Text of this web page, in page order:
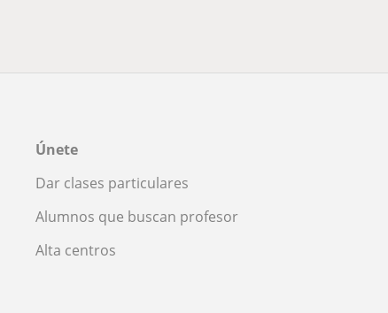
Únete
Dar clases particulares
Alumnos que buscan profesor
Alta centros